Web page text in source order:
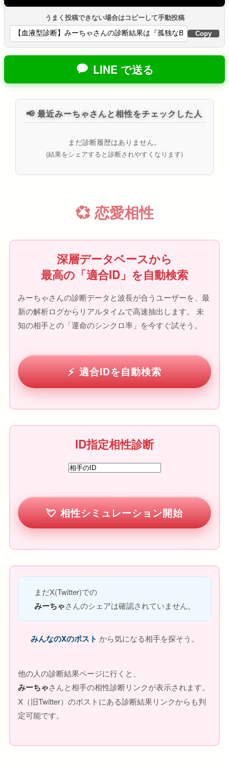
うまく投稿できない場合はコピーして手動投稿
Copy
LINE で送る
📢 最近みーちゃさんと相性をチェックした人
まだ診断履歴はありません。
(結果をシェアすると診断されやすくなります)
💞 恋愛相性
深層データベースから
最高の「適合ID」を自動検索
みーちゃさんの診断データと波長が合うユーザーを、最
新の解析ログからリアルタイムで高速抽出します。 未
知の相手との「運命のシンクロ率」を今すぐ試そう。
適合IDを自動検索
ID指定相性診断
相性シミュレーション開始
まだX(Twitter)での
みーちゃさんのシェアは確認されていません。
みんなのXのポスト から気になる相手を探そう。
他の人の診断結果ページに行くと、
みーちゃさんと相手の相性診断リンクが表示されます。
X（旧Twitter）のポストにある診断結果リンクからも判
定可能です。